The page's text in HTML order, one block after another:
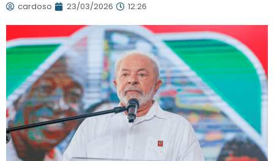
cardoso 23/03/2026 12:26